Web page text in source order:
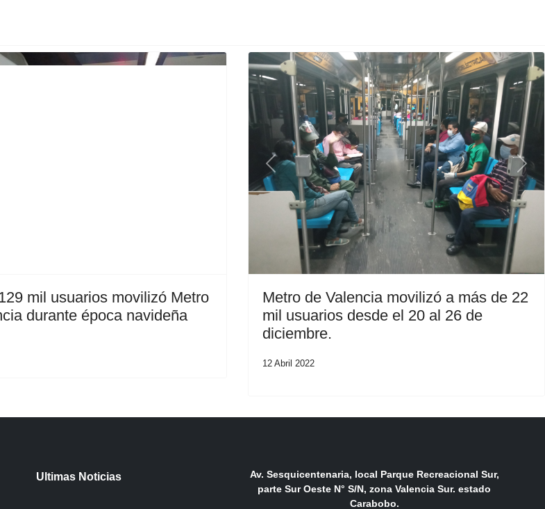
mil usuarios movilizó Metro
durante época navideña
Previous Next
Metro de Valencia movilizó a más de 22
mil usuarios desde el 20 al 26 de
diciembre.
12 Abril 2022
Ultimas Noticias
Av. Sesquicentenaria, local Parque Recreacional Sur,
parte Sur Oeste N° S/N, zona Valencia Sur. estado
Carabobo.